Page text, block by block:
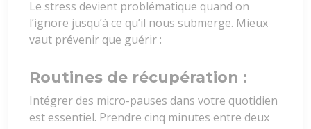
Le stress devient problématique quand on
l’ignore jusqu’à ce qu’il nous submerge. Mieux
vaut prévenir que guérir :
Routines de récupération :
Intégrer des micro-pauses dans votre quotidien
est essentiel. Prendre cinq minutes entre deux